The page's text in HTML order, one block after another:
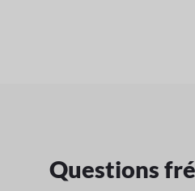
Questions